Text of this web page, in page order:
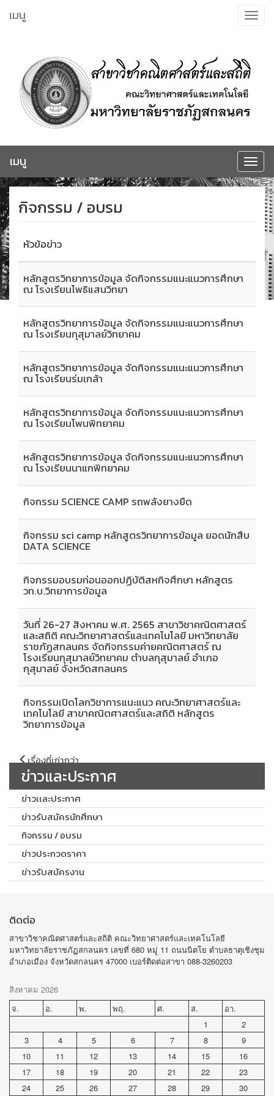
ไป
Toggle
เมนู
Toggle
เมนู
กิจกรรม / อบรม
หัวข้อข่าว
หลักสูตรวิทยาการข้อมูล จัดกิจกรรมแนะแนวการศึกษา
ณ โรงเรียนโพธิแสนวิทยา
หลักสูตรวิทยาการข้อมูล จัดกิจกรรมแนะแนวการศึกษา
ณ โรงเรียนกุสุมาลย์วิทยาคม
หลักสูตรวิทยาการข้อมูล จัดกิจกรรมแนะแนวการศึกษา
ณ โรงเรียนร่มเกล้า
หลักสูตรวิทยาการข้อมูล จัดกิจกรรมแนะแนวการศึกษา
ณ โรงเรียนโพนพิทยาคม
หลักสูตรวิทยาการข้อมูล จัดกิจกรรมแนะแนวการศึกษา
ณ โรงเรียนนาแกพิทยาคม
กิจกรรม SCIENCE CAMP รถพลังยางยืด
กิจกรรม sci camp หลักสูตรวิทยาการข้อมูล ยอดนักสืบ
DATA SCIENCE
กิจกรรมอบรมก่อนออกปฏิบัติสหกิจศึกษา หลักสูตร
วท.บ.วิทยาการข้อมูล
วันที่ 26-27 สิงหาคม พ.ศ. 2565 สาขาวิชาคณิตศาสตร์
และสถิติ คณะวิทยาศาสตร์และเทคโนโลยี มหาวิทยาลัย
ราชภัฏสกลนคร จัดกิจกรรมค่ายคณิตศาสตร์ ณ
โรงเรียนกุสุมาลย์วิทยาคม ตำบลกุสุมาลย์ อำเภอ
กุสุมาลย์ จังหวัดสกลนคร
กิจกรรมเปิดโลกวิชาการแนะแนว คณะวิทยาศาสตร์และ
เทคโนโลยี สาขาคณิตศาสตร์และสถิติ หลักสูตร
วิทยาการ​ข้อมูล
แนะแนว
เรื่อง
เรื่องที่เก่ากว่า
ข่าวและประกาศ
ข่าวเเละประกาศ
ข่าวรับสมัครนักศึกษา
กิจกรรม / อบรม
ข่าวประกวดราคา
ข่าวรับสมัครงาน
ติดต่อ
สาขาวิชาคณิตศาสตร์และสถิติ คณะวิทยาศาสตร์และเทคโนโลยี
มหาวิทยาลัยราชภัฏสกลนคร เลขที่ 680 หมู่ 11 ถนนนิตโย ตำบลธาตุเชิงชุม
อำเภอเมือง จังหวัดสกลนคร 47000 เบอร์ติดต่อสาขา 088-3260203
สิงหาคม 2026
จ.
อ. พ. พฤ. ศ. ส.
อา.
1
2
3
4 5 6 7 8
9
10
11 12 13 14 15
16
17
18 19 20 21 22
23
24
25 26 27 28 29 30